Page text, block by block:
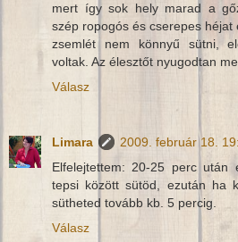
mert így sok hely marad a
szép ropogós és cserepes héjat
zsemlét nem könnyű sütni,
voltak. Az élesztőt nyugodtan
Válasz
Limara
2009. február 18.
Elfelejtettem: 20-25 perc után
tepsi között sütöd, ezután ha
sütheted tovább kb. 5 percig.
Válasz